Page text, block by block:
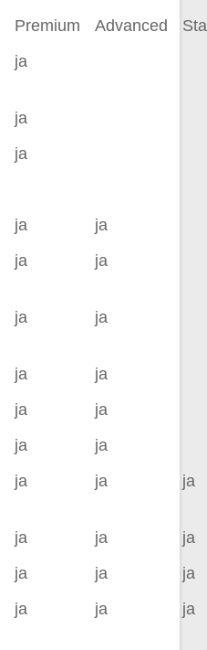
Premium Advanced
ja
ja
ja
ja
ja
ja ja
ja ja
ja
ja
ja
ja
ja
ja
ja ja ja
ja ja
ja
ja ja
ja
ja ja ja